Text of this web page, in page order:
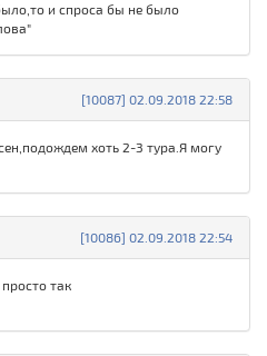
и спроса бы не было
[10087] 02.09.2018 22:58
хоть 2-3 тура.Я могу
[10086] 02.09.2018 22:54
так